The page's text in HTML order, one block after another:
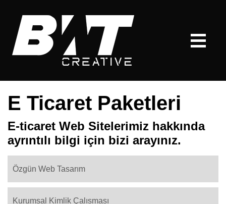
E Ticaret Paketleri
E-ticaret Web Sitelerimiz hakkında
ayrıntılı bilgi için bizi arayınız.
Özgün Web Tasarım
Kurumsal Kimlik Çalısması